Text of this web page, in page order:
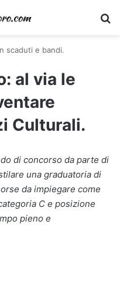
scaduti e bandi.
al via le
Culturali.
di concorso da parte di
una graduatoria di
da impiegare come
C e posizione
pieno e